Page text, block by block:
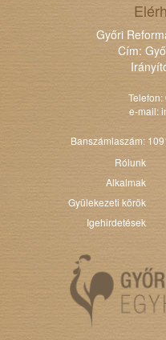
Győri
Cím:
e-mail:
Banszámlaszám:
Rólunk
Alkalmak
Gyülekezeti körök
Igehirdetések